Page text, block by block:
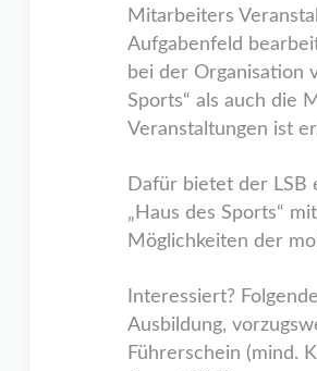
Mitarbeiters
Aufgabenfeld
bei der Organisation
Sports“ als auch die
Veranstaltungen ist
Dafür bietet der LSB
„Haus des Sports“
Möglichkeiten der
Interessiert?
Ausbildung,
Führerschein (mind.